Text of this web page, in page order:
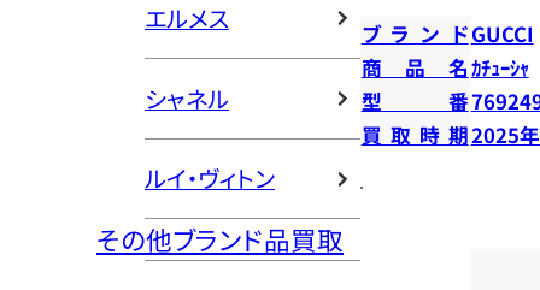
エルメス
シャネル
ルイ・ヴィトン
その他ブランド品買取
ブランドGUCCI
商品名ｶﾁｭｰｼｬ
型番
買取時期2025